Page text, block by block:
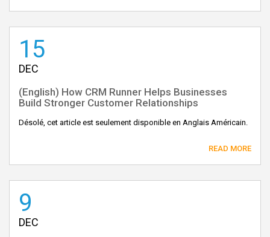
15
DEC
(English) How CRM Runner Helps Businesses
Build Stronger Customer Relationships
Désolé, cet article est seulement disponible en Anglais Américain.
READ MORE
9
DEC